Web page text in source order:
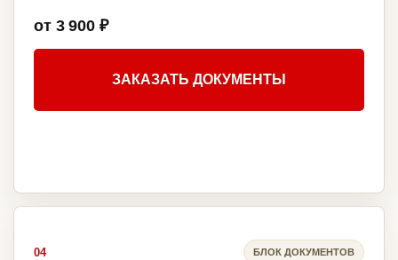
от 3 900 ₽
ЗАКАЗАТЬ ДОКУМЕНТЫ
04 БЛОК ДОКУМЕНТОВ